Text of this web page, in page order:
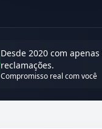
Desde 2020 com apenas
reclamações.
Compromisso real com você